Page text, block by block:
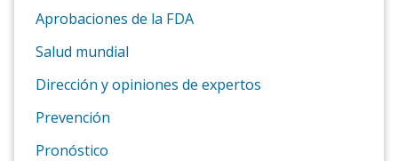
Aprobaciones de la FDA
Salud mundial
Dirección y opiniones de expertos
Prevención
Pronóstico